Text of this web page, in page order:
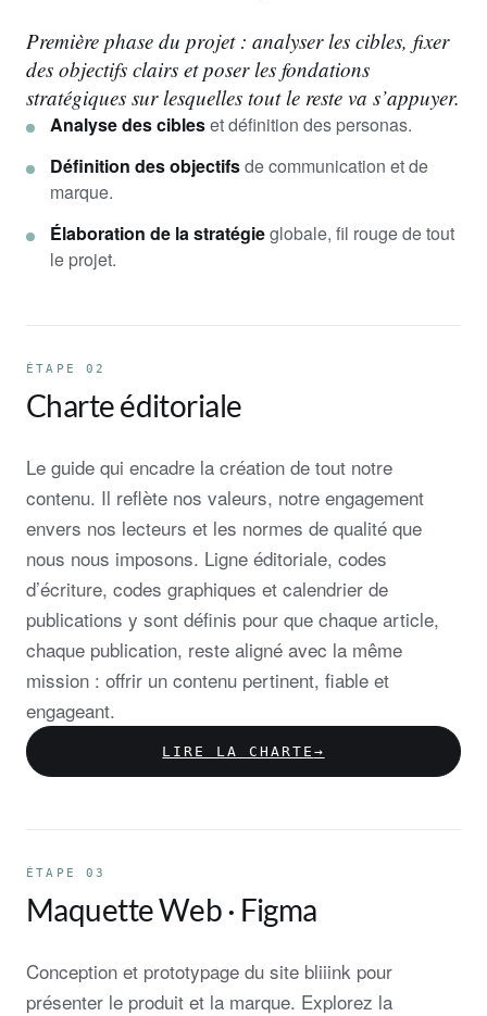
Première phase du projet : analyser les cibles, fixer
des objectifs clairs et poser les fondations
stratégiques sur lesquelles tout le reste va s’appuyer.
Analyse des cibleset définition des personas.
Définition des objectifsde communication et de
marque.
Élaboration de la stratégieglobale, fil rouge de tout
le projet.
ÉTAPE 02
Charte éditoriale
Le guide qui encadre la création de tout notre
contenu. Il reflète nos valeurs, notre engagement
envers nos lecteurs et les normes de qualité que
nous nous imposons. Ligne éditoriale, codes
d’écriture, codes graphiques et calendrier de
publications y sont définis pour que chaque article,
chaque publication, reste aligné avec la même
mission : offrir un contenu pertinent, fiable et
engageant.
LIRE LA CHARTE →
ÉTAPE 03
Maquette Web · Figma
Conception et prototypage du site bliiink pour
présenter le produit et la marque. Explorez la